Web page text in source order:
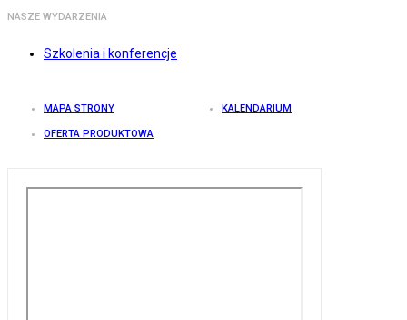
NASZE WYDARZENIA
Szkolenia i konferencje
MAPA STRONY KALENDARIUM
OFERTA PRODUKTOWA